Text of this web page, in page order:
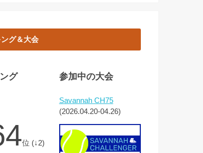
グ＆大会
グ
位 (↓2)
参加中の大会
Savannah CH75
(2026.04.20-04.26)